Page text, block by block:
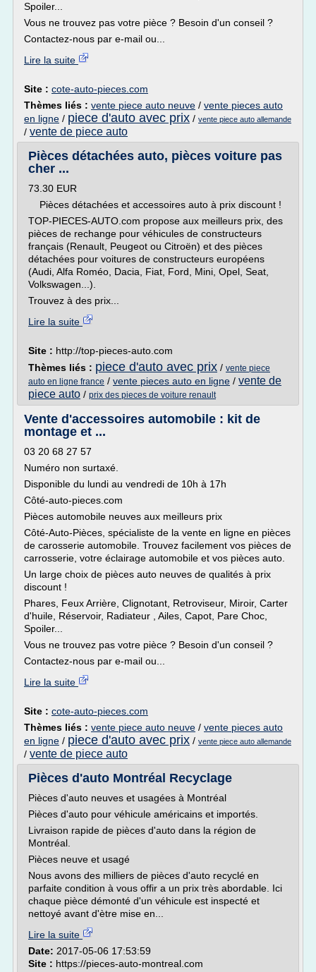
Spoiler...
Vous ne trouvez pas votre pièce ? Besoin d'un conseil ?
Contactez-nous par e-mail ou...
Lire la suite
Site : cote-auto-pieces.com
Thèmes liés : vente piece auto neuve / vente pieces auto
en ligne / piece d'auto avec prix / vente piece auto allemande
/ vente de piece auto
Pièces détachées auto, pièces voiture pas
cher ...
73.30 EUR
Pièces détachées et accessoires auto à prix discount !
TOP-PIECES-AUTO.com propose aux meilleurs prix, des
pièces de rechange pour véhicules de constructeurs
français (Renault, Peugeot ou Citroën) et des pièces
détachées pour voitures de constructeurs européens
(Audi, Alfa Roméo, Dacia, Fiat, Ford, Mini, Opel, Seat,
Volkswagen...).
Trouvez à des prix...
Lire la suite
Site : http://top-pieces-auto.com
Thèmes liés : piece d'auto avec prix / vente piece
auto en ligne france / vente pieces auto en ligne / vente de
piece auto / prix des pieces de voiture renault
Vente d'accessoires automobile : kit de
montage et ...
03 20 68 27 57
Numéro non surtaxé.
Disponible du lundi au vendredi de 10h à 17h
Côté-auto-pieces.com
Pièces automobile neuves aux meilleurs prix
Côté-Auto-Pièces, spécialiste de la vente en ligne en pièces
de carosserie automobile. Trouvez facilement vos pièces de
carrosserie, votre éclairage automobile et vos pièces auto.
Un large choix de pièces auto neuves de qualités à prix
discount !
Phares, Feux Arrière, Clignotant, Retroviseur, Miroir, Carter
d'huile, Réservoir, Radiateur , Ailes, Capot, Pare Choc,
Spoiler...
Vous ne trouvez pas votre pièce ? Besoin d'un conseil ?
Contactez-nous par e-mail ou...
Lire la suite
Site : cote-auto-pieces.com
Thèmes liés : vente piece auto neuve / vente pieces auto
en ligne / piece d'auto avec prix / vente piece auto allemande
/ vente de piece auto
Pièces d'auto Montréal Recyclage
Pièces d'auto neuves et usagées à Montréal
Pièces d'auto pour véhicule américains et importés.
Livraison rapide de pièces d'auto dans la région de
Montréal.
Pièces neuve et usagé
Nous avons des milliers de pièces d'auto recyclé en
parfaite condition à vous offir a un prix très abordable. Ici
chaque pièce démonté d'un véhicule est inspecté et
nettoyé avant d'ètre mise en...
Lire la suite
Date: 2017-05-06 17:53:59
Site : https://pieces-auto-montreal.com